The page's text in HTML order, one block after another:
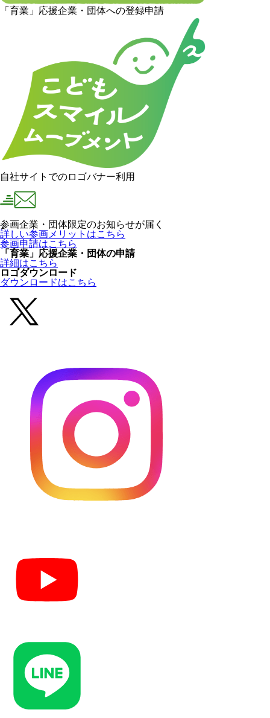
「育業」応援企業・団体への登録申請
自社サイトでのロゴバナー利用
参画企業・団体限定のお知らせが届く
詳しい参画メリットはこちら
参画申請はこちら
「育業」応援企業・団体の申請
詳細はこちら
ロゴダウンロード
ダウンロードはこちら